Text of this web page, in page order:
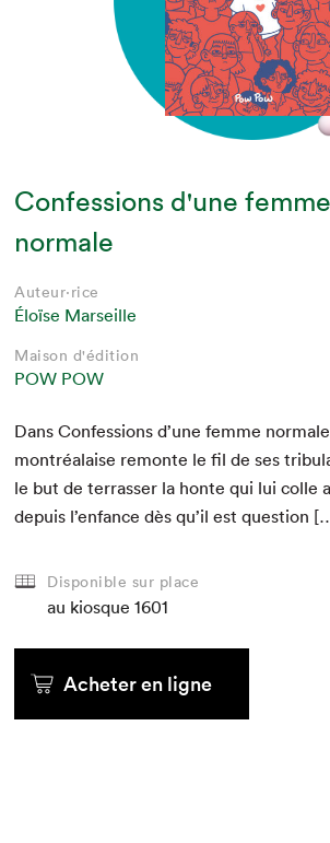
Confessions d'une femme
normale
Auteur·rice
Éloïse Marseille
Maison d'édition
POW POW
Dans Con­fes­sions d’une femme
mon­tréalaise remonte le fil de ses
le but de ter­rass­er la honte qui lui colle
depuis l’enfance dès qu’il est question
Disponible sur place
au kiosque 1601
Acheter en ligne